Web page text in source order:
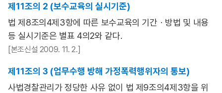
제11조의 2 (보수교육의 실시기준)
법 제8조의4제3항에 따른 보수교육의 기간ㆍ방법 및 내용
등 실시기준은 별표 4의2와 같다.
[본조신설 2009. 11. 2.]
제11조의 3 (업무수행 방해 가정폭력행위자의 통보)
사법경찰관리가 정당한 사유 없이 법 제9조의4제3항을 위